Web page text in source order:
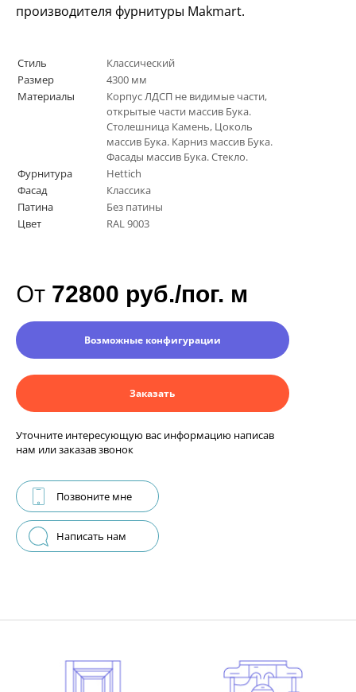
производителя фурнитуры Makmart.
Стиль
Классический
Размер
4300 мм
Материалы
Корпус ЛДСП не видимые части,
открытые части массив Бука.
Столешница Камень, Цоколь
массив Бука. Карниз массив Бука.
Фасады массив Бука. Стекло.
Фурнитура
Hettich
Фасад
Классика
Патина
Без патины
Цвет
RAL 9003
От 72800 руб./пог. м
Возможные конфигурации
Заказать
Уточните интересующую вас информацию написав
нам или заказав звонок
Позвоните мне
Написать нам